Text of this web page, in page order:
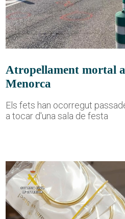
Atropellament mortal
Menorca
Els fets han ocorregut
a tocar d'una sala de festa